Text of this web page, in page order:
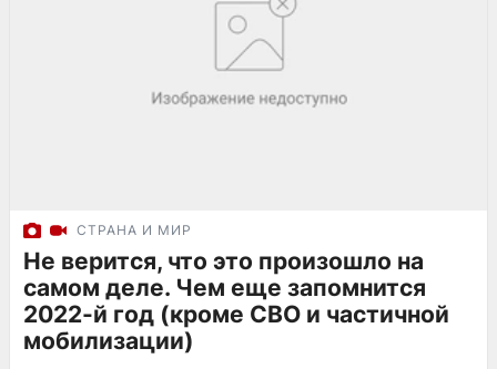
СТРАНА И МИР
Не верится, что это произошло на
самом деле. Чем еще запомнится
2022-й год (кроме СВО и частичной
мобилизации)